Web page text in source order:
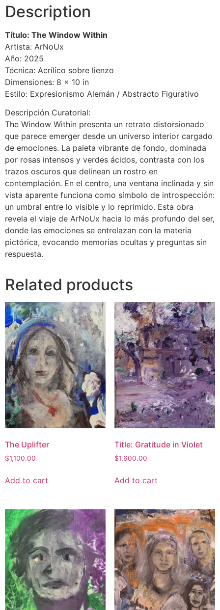
Description
Título: The Window Within
Artista: ArNoUx
Año: 2025
Técnica: Acrílico sobre lienzo
Dimensiones: 8 x 10 in
Estilo: Expresionismo Alemán / Abstracto Figurativo
Descripción Curatorial:
The Window Within presenta un retrato distorsionado
que parece emerger desde un universo interior cargado
de emociones. La paleta vibrante de fondo, dominada
por rosas intensos y verdes ácidos, contrasta con los
trazos oscuros que delinean un rostro en
contemplación. En el centro, una ventana inclinada y sin
vista aparente funciona como símbolo de introspección:
un umbral entre lo visible y lo reprimido. Esta obra
revela el viaje de ArNoUx hacia lo más profundo del ser,
donde las emociones se entrelazan con la materia
pictórica, evocando memorias ocultas y preguntas sin
respuesta.
Related products
The Uplifter
$1,100.00
Add to cart
Title: Gratitude in Violet
$1,600.00
Add to cart